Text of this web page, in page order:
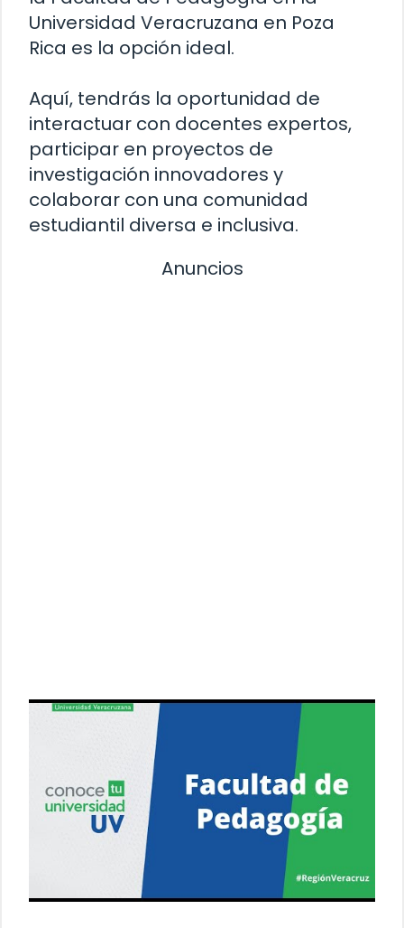
Universidad Veracruzana en Poza
Rica es la opción ideal.
Aquí, tendrás la oportunidad de
interactuar con docentes expertos,
participar en proyectos de
investigación innovadores y
colaborar con una comunidad
estudiantil diversa e inclusiva.
Anuncios